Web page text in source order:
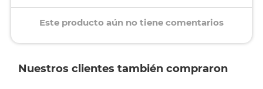
Este producto aún no tiene comentarios
Nuestros clientes también compraron